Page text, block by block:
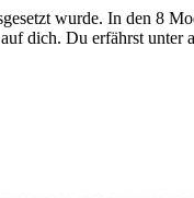
wurde. In den 8
dich. Du erfährst unter